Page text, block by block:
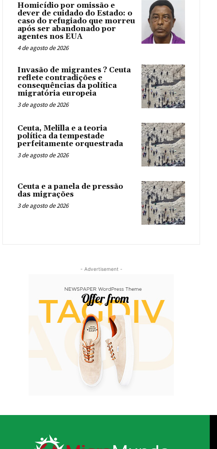
Homicídio por omissão e
dever de cuidado do Estado: o
caso do refugiado que morreu
após ser abandonado por
agentes nos EUA
4 de agosto de 2026
Invasão de migrantes ? Ceuta
reflete contradições e
consequências da política
migratória europeia
3 de agosto de 2026
Ceuta, Melilla e a teoria
política da tempestade
perfeitamente orquestrada
3 de agosto de 2026
Ceuta e a panela de pressão
das migrações
3 de agosto de 2026
- Advertisement -